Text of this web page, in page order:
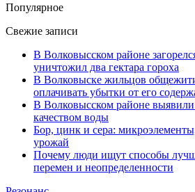
Популярное
Свежие записи
В Волковысском районе
уничтожил два гектара гороха
В Волковыске жильцов
оплачивать убытки от его
В Волковысском районе
качеством воды
Бор, цинк и сера:
урожай
Почему люди ищут способы
перемен и неопределенности